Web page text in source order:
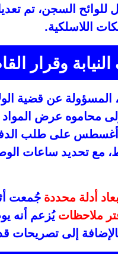
للوائح السجن، تم
اللاسلكية.
وقرار
، المسؤولة عن قضية
محاموه عرض المواد
على طلب
مع تحديد ساعات
أدلة محددة جُمعت
ملاحظاتيُزعم أنه
إلى تصريحات